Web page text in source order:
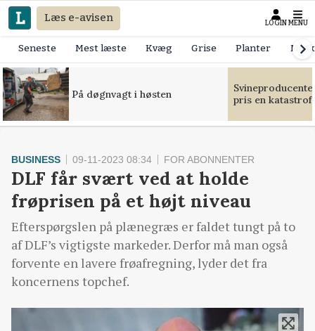
Læs e-avisen LOGIN MENU
Seneste Mest læste Kvæg Grise Planter
På døgnvagt i høsten
pris en
BUSINESS 09-11-2023 08:34 FOR ABONNENTER
DLF får svært ved at holde
frøprisen på et højt niveau
Efterspørgslen på plænegræs er faldet tungt på to
af DLF’s vigtigste markeder. Derfor må man også
forvente en lavere frøafregning, lyder det fra
koncernens topchef.